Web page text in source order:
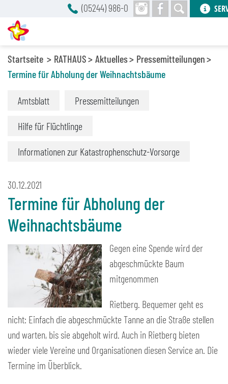
Startseite RATHAUS Aktuelles
Pressemitteilungen
Termine für Abholung der Weihnachtsbäume
Amtsblatt Pressemitteilungen
Hilfe für Flüchtlinge
Informationen zur Katastrophenschutz-Vorsorge
30.12.2021
Termine für Abholung der
Weihnachtsbäume
Gegen eine Spende wird der
abgeschmückte Baum
mitgenommen
Rietberg. Bequemer geht es
nicht: Einfach die abgeschmückte Tanne an die Straße stellen
und warten, bis sie abgeholt wird. Auch in Rietberg bieten
wieder viele Vereine und Organisationen diesen Service an. Die
Termine im Überblick.
(05244) 986-0